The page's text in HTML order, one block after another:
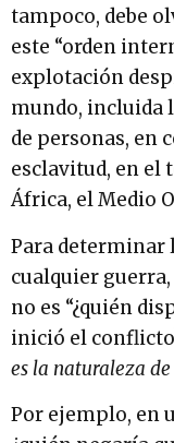
tampoco, debe
este “orden
explotación
mundo, incluida
de personas, en
esclavitud, en el
África, el Medio
Para determinar
cualquier
no es “¿quién
inició el
es la naturaleza
Por ejemplo, en